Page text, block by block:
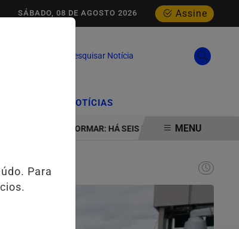
Assine
SÁBADO, 08 DE AGOSTO 2026
Pesquisar Notícia
NOTÍCIAS
INSTITUTO FORMAR: HÁ SEIS DÉCADAS TRANSFORMANDO
MENU
Para